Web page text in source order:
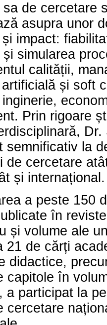
de cercetare
asupra unor
impact:
simularea
calității,
și soft
Prin rigoare
Dr.
semnificativ la
de cercetare
și internațional.
a peste 150
în
și volume ale
21 de cărți
didactice,
capitole în
a participat la
cercetare